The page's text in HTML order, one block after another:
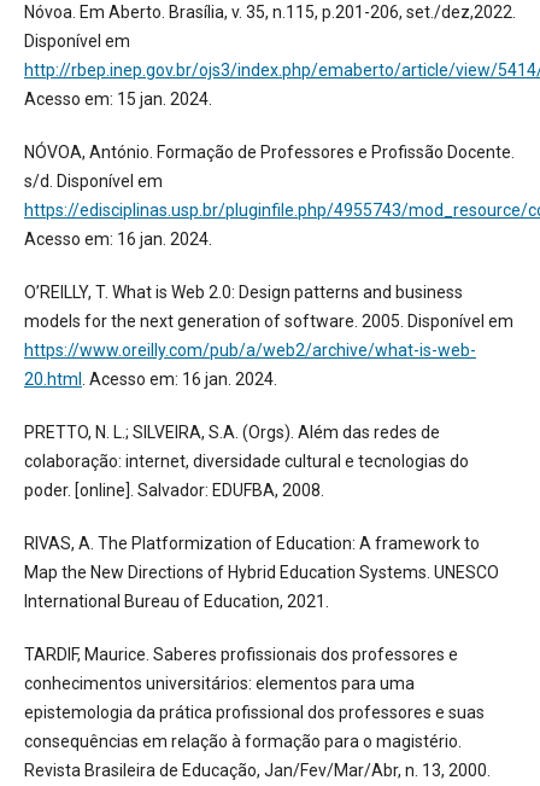
Nóvoa. Em Aberto. Brasília, v. 35, n.115, p.201-206, set./dez,2022.
Disponível em
http://rbep.inep.gov.br/ojs3/index.php/emaberto/article/view/
Acesso em: 15 jan. 2024.
NÓVOA, António. Formação de Professores e Profissão Docente.
s/d. Disponível em
https://edisciplinas.usp.br/pluginfile.php/4955743/mod_resource/
Acesso em: 16 jan. 2024.
O’REILLY, T. What is Web 2.0: Design patterns and business
models for the next generation of software. 2005. Disponível em
https://www.oreilly.com/pub/a/web2/archive/what-is-web-
20.html
. Acesso em: 16 jan. 2024.
PRETTO, N. L.; SILVEIRA, S.A. (Orgs). Além das redes de
colaboração: internet, diversidade cultural e tecnologias do
poder. [online]. Salvador: EDUFBA, 2008.
RIVAS, A. The Platformization of Education: A framework to
Map the New Directions of Hybrid Education Systems. UNESCO
International Bureau of Education, 2021.
TARDIF, Maurice. Saberes profissionais dos professores e
conhecimentos universitários: elementos para uma
epistemologia da prática profissional dos professores e suas
consequências em relação à formação para o magistério.
Revista Brasileira de Educação, Jan/Fev/Mar/Abr, n. 13, 2000.